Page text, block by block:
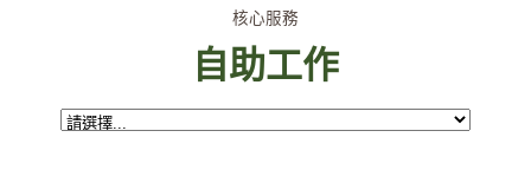
核心服務
自助工作